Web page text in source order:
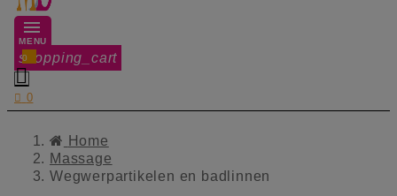
MENU
shopping_cart
0

 0
Home
Massage
Wegwerpartikelen en badlinnen